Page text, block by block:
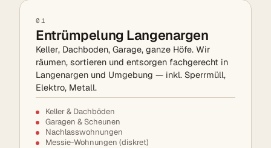
01
Entrümpelung Langenargen
Keller, Dachboden, Garage, ganze Höfe. Wir
räumen, sortieren und entsorgen fachgerecht in
Langenargen und Umgebung — inkl. Sperrmüll,
Elektro, Metall.
Keller & Dachböden
Garagen & Scheunen
Nachlasswohnungen
Messie-Wohnungen (diskret)